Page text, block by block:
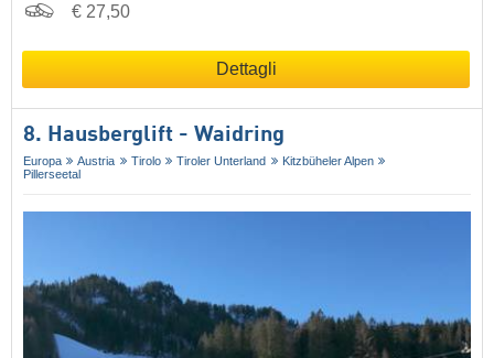
€ 27,50
Dettagli
8. Hausberglift - Waidring
Europa Austria Tirolo Tiroler Unterland
Kitzbüheler Alpen
Pillerseetal